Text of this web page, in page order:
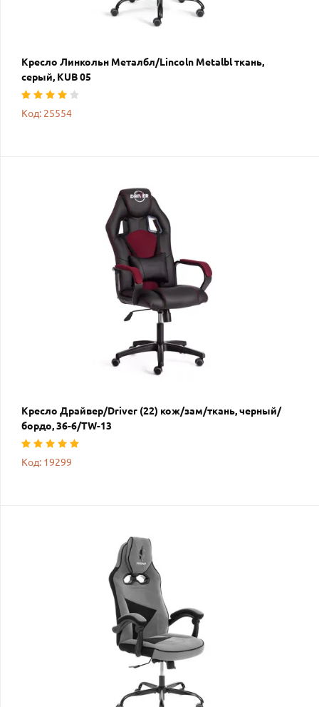
Кресло Линкольн Металбл/Lincoln Metalbl ткань,
серый, KUB 05
Код: 25554
Кресло Драйвер/Driver (22) кож/зам/ткань, черный/
бордо, 36-6/TW-13
Код: 19299